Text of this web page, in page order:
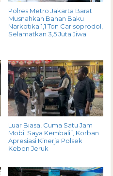
Polres Metro Jakarta Barat
Musnahkan Bahan Baku
Narkotika 1,1 Ton Carisoprodol,
Selamatkan 3,5 Juta Jiwa
Luar Biasa, Cuma Satu Jam
Mobil Saya Kembali”, Korban
Apresiasi Kinerja Polsek
Kebon Jeruk